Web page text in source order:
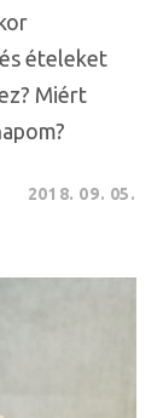
ételeket
Miért
2018. 09. 05.